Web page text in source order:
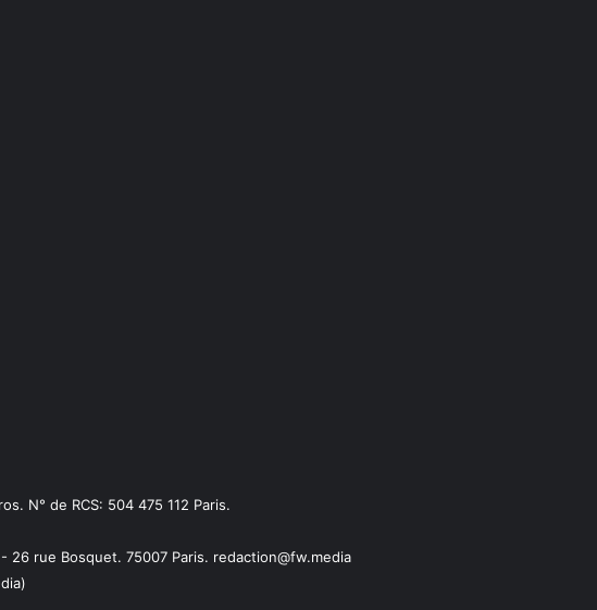
N° de RCS: 504 475 112 Paris.
26 rue Bosquet. 75007 Paris. redaction@fw.media